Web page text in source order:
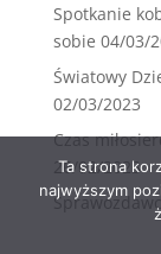
Spotkanie
sobie 04/03/
Światowy
02/03/2023
Czas
26/02/2023
Ta strona
najwyższym